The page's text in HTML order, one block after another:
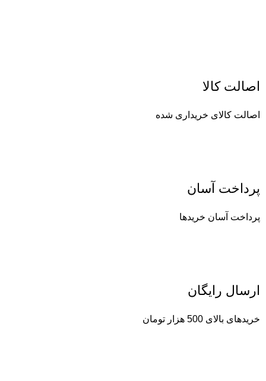
اصالت کالا
اصالت کالای خریداری شده
پرداخت آسان
پرداخت آسان خریدها
ارسال رایگان
خریدهای بالای 500 هزار تومان